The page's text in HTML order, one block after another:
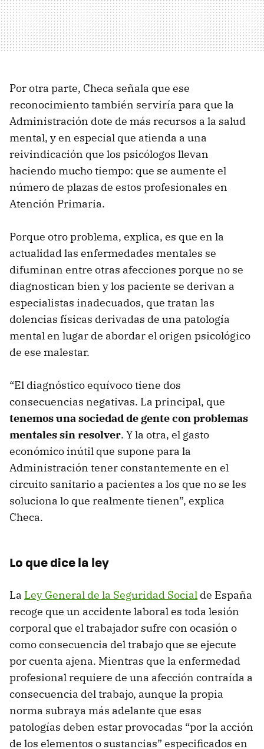
Por otra parte, Checa señala que ese
reconocimiento también serviría para que la
Administración dote de más recursos a la salud
mental, y en especial que atienda a una
reivindicación que los psicólogos llevan
haciendo mucho tiempo: que se aumente el
número de plazas de estos profesionales en
Atención Primaria.
Porque otro problema, explica, es que en la
actualidad las enfermedades mentales se
difuminan entre otras afecciones porque no se
diagnostican bien y los paciente se derivan a
especialistas inadecuados, que tratan las
dolencias físicas derivadas de una patología
mental en lugar de abordar el origen psicológico
de ese malestar.
“El diagnóstico equívoco tiene dos
consecuencias negativas. La principal, que
tenemos una sociedad de gente con problemas
mentales sin resolver. Y la otra, el gasto
económico inútil que supone para la
Administración tener constantemente en el
circuito sanitario a pacientes a los que no se les
soluciona lo que realmente tienen”, explica
Checa.
Lo que dice la ley
La Ley General de la Seguridad Social de España
recoge que un accidente laboral es toda lesión
corporal que el trabajador sufre con ocasión o
como consecuencia del trabajo que se ejecute
por cuenta ajena. Mientras que la enfermedad
profesional requiere de una afección contraída a
consecuencia del trabajo, aunque la propia
norma subraya más adelante que esas
patologías deben estar provocadas “por la acción
de los elementos o sustancias” especificados en